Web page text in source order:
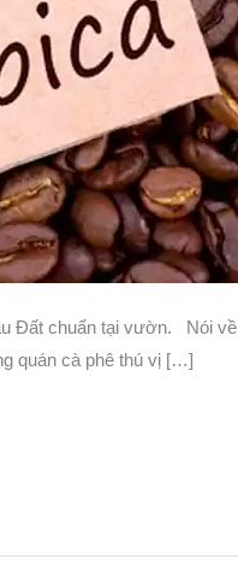
Đất chuẩn tại vườn. Nói
quán cà phê thú vị […]